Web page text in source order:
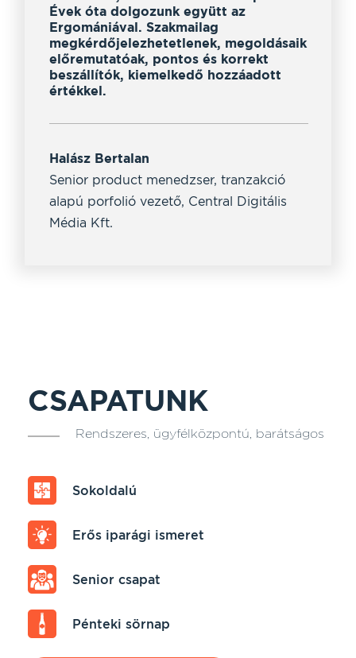
Évek óta dolgozunk együtt az
Ergomániával. Szakmailag
megkérdőjelezhetetlenek, megoldásaik
előremutatóak, pontos és korrekt
beszállítók, kiemelkedő hozzáadott
értékkel.
Halász Bertalan
Senior product menedzser, tranzakció
alapú porfolió vezető, Central Digitális
Média Kft.
CSAPATUNK
Rendszeres, ügyfélközpontú, barátságos
Sokoldalú
Erős iparági ismeret
Senior csapat
Pénteki sörnap